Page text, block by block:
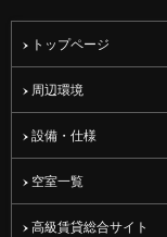
トップページ
周辺環境
設備・仕様
空室一覧
高級賃貸総合サイト